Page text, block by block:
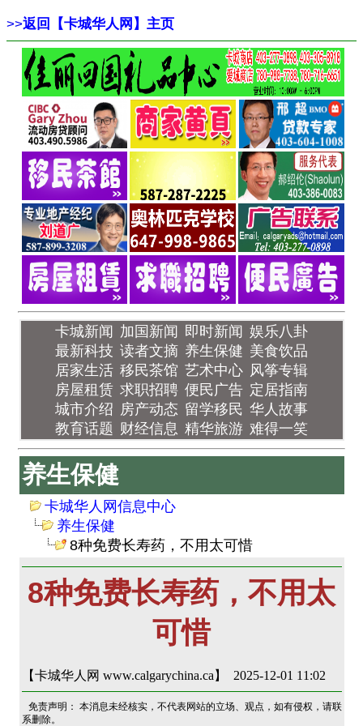
>>返回【卡城华人网】主页
卡城新闻 加国新闻 即时新闻 娱乐八卦
最新科技 读者文摘 养生保健 美食饮品
居家生活 移民茶馆 艺术中心 风筝专辑
房屋租赁 求职招聘 便民广告 定居指南
城市介绍 房产动态 留学移民 华人故事
教育话题 财经信息 精华旅游 难得一笑
养生保健
卡城华人网信息中心
养生保健
8种免费长寿药，不用太可惜
8种免费长寿药，不用太
可惜
【卡城华人网 www.calgarychina.ca】 2025-12-01 11:02
免责声明： 本消息未经核实，不代表网站的立场、观点，如有侵权，请联
系删除。